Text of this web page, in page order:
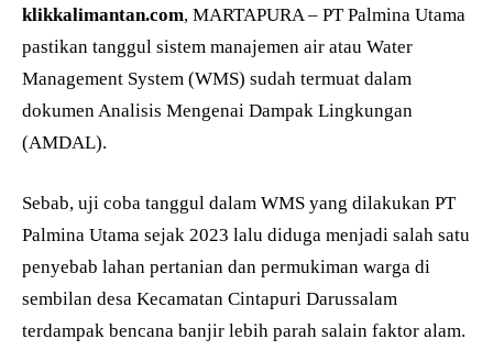
klikkalimantan.com, MARTAPURA – PT Palmina Utama
pastikan tanggul sistem manajemen air atau Water
Management System (WMS) sudah termuat dalam
dokumen Analisis Mengenai Dampak Lingkungan
(AMDAL).
Sebab, uji coba tanggul dalam WMS yang dilakukan PT
Palmina Utama sejak 2023 lalu diduga menjadi salah satu
penyebab lahan pertanian dan permukiman warga di
sembilan desa Kecamatan Cintapuri Darussalam
terdampak bencana banjir lebih parah salain faktor alam.